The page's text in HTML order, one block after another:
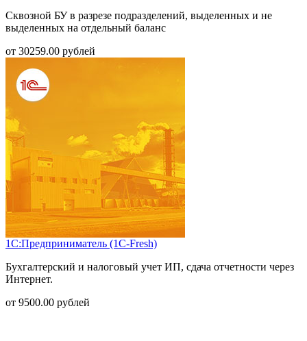
Сквозной БУ в разрезе подразделений, выделенных и не
выделенных на отдельный баланс
от 30259.00 рублей
1С:Предприниматель (1С-Fresh)
Бухгалтерский и налоговый учет ИП, сдача отчетности через
Интернет.
от 9500.00 рублей